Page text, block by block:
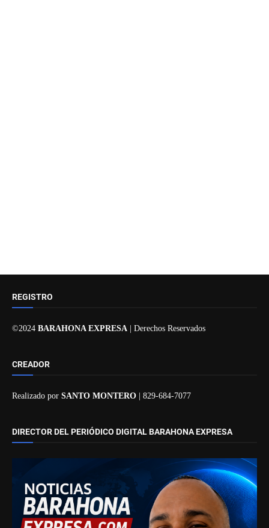
REGISTRO
©2024 BARAHONA EXPRESA | Derechos Reservados
CREADOR
Realizado por SANTO MONTERO | 829-684-7077
DIRECTOR DEL PERIÓDICO DIGITAL BARAHONA EXPRESA